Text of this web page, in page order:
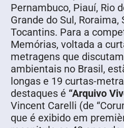
Pernambuco, Piauí, Rio
Grande do Sul, Roraima,
Tocantins. Para a
Memórias, voltada a
metragens que
ambientais no Brasil,
longas e 19 curtas-
destaques é “Arquivo
Vincent Carelli (de
que é exibido em